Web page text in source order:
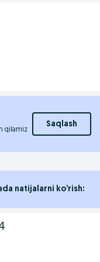
qilamiz
Saqlash
natijalarni ko’rish: